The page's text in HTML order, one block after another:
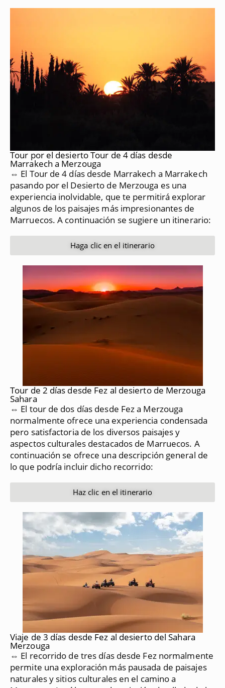
Tour por el desierto Tour de 4 días desde
Marrakech a Merzouga
⇔ El Tour de 4 días desde Marrakech a Marrakech
pasando por el Desierto de Merzouga es una
experiencia inolvidable, que te permitirá explorar
algunos de los paisajes más impresionantes de
Marruecos. A continuación se sugiere un itinerario:
Haga clic en el itinerario
Tour de 2 días desde Fez al desierto de Merzouga
Sahara
⇔ El tour de dos días desde Fez a Merzouga
normalmente ofrece una experiencia condensada
pero satisfactoria de los diversos paisajes y
aspectos culturales destacados de Marruecos. A
continuación se ofrece una descripción general de
lo que podría incluir dicho recorrido:
Haz clic en el itinerario
Viaje de 3 días desde Fez al desierto del Sahara
Merzouga
⇔ El recorrido de tres días desde Fez normalmente
permite una exploración más pausada de paisajes
naturales y sitios culturales en el camino a